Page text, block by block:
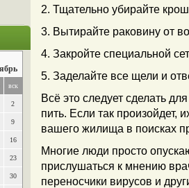
вск
2
9
16
23
30
2. Тщательно убирайте
3. Вытирайте раковину от
4. Закройте специальной
5. Заделайте все щели и
Всё это следует сделать
пить. Если так произойдет,
вашего жилища в поисках
Многие люди просто
прислушаться к мнению
переносчики вирусов и